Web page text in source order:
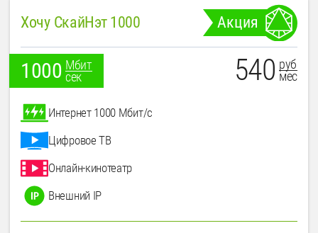
Хочу СкайНэт 1000 Акция
1000 Мбит
сек
540 руб
мес
Интернет 1000 Мбит/с
Цифровое ТВ
Онлайн-кинотеатр
Внешний IP